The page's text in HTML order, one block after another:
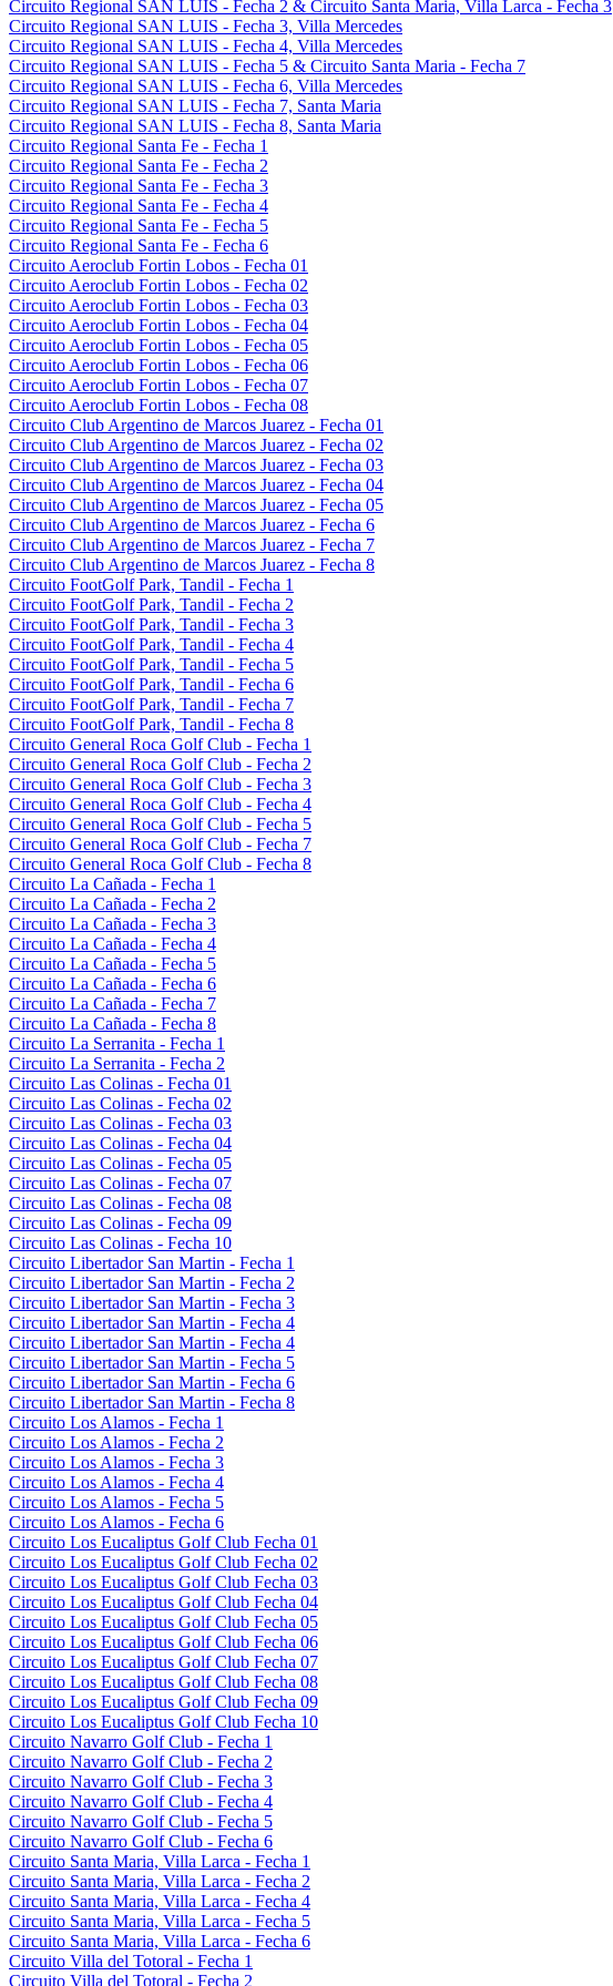
Circuito Regional SAN LUIS - Fecha 2 & Circuito Santa Maria, Villa Larca - Fecha 3
Circuito Regional SAN LUIS - Fecha 3, Villa Mercedes
Circuito Regional SAN LUIS - Fecha 4, Villa Mercedes
Circuito Regional SAN LUIS - Fecha 5 & Circuito Santa Maria - Fecha 7
Circuito Regional SAN LUIS - Fecha 6, Villa Mercedes
Circuito Regional SAN LUIS - Fecha 7, Santa Maria
Circuito Regional SAN LUIS - Fecha 8, Santa Maria
Circuito Regional Santa Fe - Fecha 1
Circuito Regional Santa Fe - Fecha 2
Circuito Regional Santa Fe - Fecha 3
Circuito Regional Santa Fe - Fecha 4
Circuito Regional Santa Fe - Fecha 5
Circuito Regional Santa Fe - Fecha 6
Circuito Aeroclub Fortin Lobos - Fecha 01
Circuito Aeroclub Fortin Lobos - Fecha 02
Circuito Aeroclub Fortin Lobos - Fecha 03
Circuito Aeroclub Fortin Lobos - Fecha 04
Circuito Aeroclub Fortin Lobos - Fecha 05
Circuito Aeroclub Fortin Lobos - Fecha 06
Circuito Aeroclub Fortin Lobos - Fecha 07
Circuito Aeroclub Fortin Lobos - Fecha 08
Circuito Club Argentino de Marcos Juarez - Fecha 01
Circuito Club Argentino de Marcos Juarez - Fecha 02
Circuito Club Argentino de Marcos Juarez - Fecha 03
Circuito Club Argentino de Marcos Juarez - Fecha 04
Circuito Club Argentino de Marcos Juarez - Fecha 05
Circuito Club Argentino de Marcos Juarez - Fecha 6
Circuito Club Argentino de Marcos Juarez - Fecha 7
Circuito Club Argentino de Marcos Juarez - Fecha 8
Circuito FootGolf Park, Tandil - Fecha 1
Circuito FootGolf Park, Tandil - Fecha 2
Circuito FootGolf Park, Tandil - Fecha 3
Circuito FootGolf Park, Tandil - Fecha 4
Circuito FootGolf Park, Tandil - Fecha 5
Circuito FootGolf Park, Tandil - Fecha 6
Circuito FootGolf Park, Tandil - Fecha 7
Circuito FootGolf Park, Tandil - Fecha 8
Circuito General Roca Golf Club - Fecha 1
Circuito General Roca Golf Club - Fecha 2
Circuito General Roca Golf Club - Fecha 3
Circuito General Roca Golf Club - Fecha 4
Circuito General Roca Golf Club - Fecha 5
Circuito General Roca Golf Club - Fecha 7
Circuito General Roca Golf Club - Fecha 8
Circuito La Cañada - Fecha 1
Circuito La Cañada - Fecha 2
Circuito La Cañada - Fecha 3
Circuito La Cañada - Fecha 4
Circuito La Cañada - Fecha 5
Circuito La Cañada - Fecha 6
Circuito La Cañada - Fecha 7
Circuito La Cañada - Fecha 8
Circuito La Serranita - Fecha 1
Circuito La Serranita - Fecha 2
Circuito Las Colinas - Fecha 01
Circuito Las Colinas - Fecha 02
Circuito Las Colinas - Fecha 03
Circuito Las Colinas - Fecha 04
Circuito Las Colinas - Fecha 05
Circuito Las Colinas - Fecha 07
Circuito Las Colinas - Fecha 08
Circuito Las Colinas - Fecha 09
Circuito Las Colinas - Fecha 10
Circuito Libertador San Martin - Fecha 1
Circuito Libertador San Martin - Fecha 2
Circuito Libertador San Martin - Fecha 3
Circuito Libertador San Martin - Fecha 4
Circuito Libertador San Martin - Fecha 4
Circuito Libertador San Martin - Fecha 5
Circuito Libertador San Martin - Fecha 6
Circuito Libertador San Martin - Fecha 8
Circuito Los Alamos - Fecha 1
Circuito Los Alamos - Fecha 2
Circuito Los Alamos - Fecha 3
Circuito Los Alamos - Fecha 4
Circuito Los Alamos - Fecha 5
Circuito Los Alamos - Fecha 6
Circuito Los Eucaliptus Golf Club Fecha 01
Circuito Los Eucaliptus Golf Club Fecha 02
Circuito Los Eucaliptus Golf Club Fecha 03
Circuito Los Eucaliptus Golf Club Fecha 04
Circuito Los Eucaliptus Golf Club Fecha 05
Circuito Los Eucaliptus Golf Club Fecha 06
Circuito Los Eucaliptus Golf Club Fecha 07
Circuito Los Eucaliptus Golf Club Fecha 08
Circuito Los Eucaliptus Golf Club Fecha 09
Circuito Los Eucaliptus Golf Club Fecha 10
Circuito Navarro Golf Club - Fecha 1
Circuito Navarro Golf Club - Fecha 2
Circuito Navarro Golf Club - Fecha 3
Circuito Navarro Golf Club - Fecha 4
Circuito Navarro Golf Club - Fecha 5
Circuito Navarro Golf Club - Fecha 6
Circuito Santa Maria, Villa Larca - Fecha 1
Circuito Santa Maria, Villa Larca - Fecha 2
Circuito Santa Maria, Villa Larca - Fecha 4
Circuito Santa Maria, Villa Larca - Fecha 5
Circuito Santa Maria, Villa Larca - Fecha 6
Circuito Villa del Totoral - Fecha 1
Circuito Villa del Totoral - Fecha 2